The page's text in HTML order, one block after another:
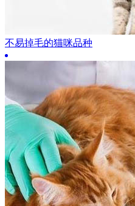
不易掉毛的猫咪品种